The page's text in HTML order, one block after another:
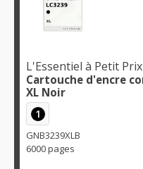
L'Essentiel à Petit Prix
Cartouche d'encre
XL Noir
1
GNB3239XLB
6000 pages